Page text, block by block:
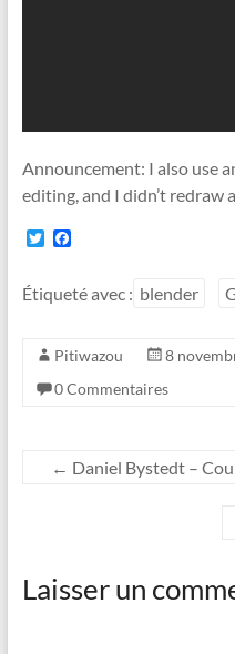
Announcement: I also use
editing, and I didn’t redraw
T
t
t
r
F
e
k
Étiqueté avec : blender
Pitiwazou 8
0 Commentaires
← Daniel Bystedt –
Laisser un